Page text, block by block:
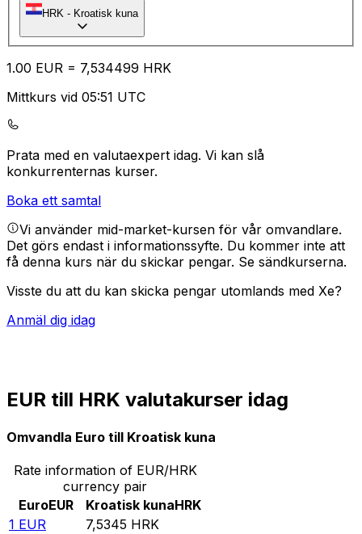
HRK - Kroatisk kuna
1.00 EUR = 7,534499 HRK
Mittkurs vid 05:51 UTC
Prata med en valutaexpert idag. Vi kan slå
konkurrenternas kurser.
Boka ett samtal
Vi använder mid-market-kursen för vår omvandlare.
Det görs endast i informationssyfte. Du kommer inte att
få denna kurs när du skickar pengar. Se sändkurserna.
Visste du att du kan skicka pengar utomlands med Xe?
Anmäl dig idag
EUR till HRK valutakurser idag
Omvandla Euro till Kroatisk kuna
Rate information of EUR/HRK
currency pair
EuroEUR Kroatisk kunaHRK
1 EUR 7,5345 HRK